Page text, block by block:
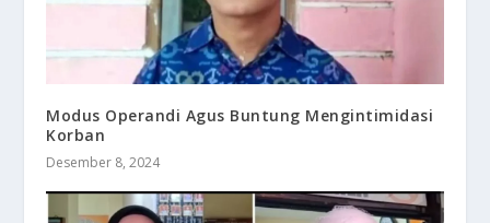
Modus Operandi Agus Buntung Mengintimidasi
Korban
Desember 8, 2024